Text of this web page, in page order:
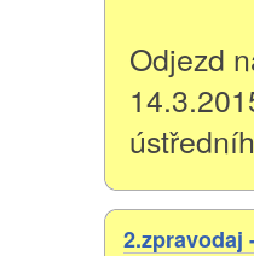
Odjezd
2.zpravodaj